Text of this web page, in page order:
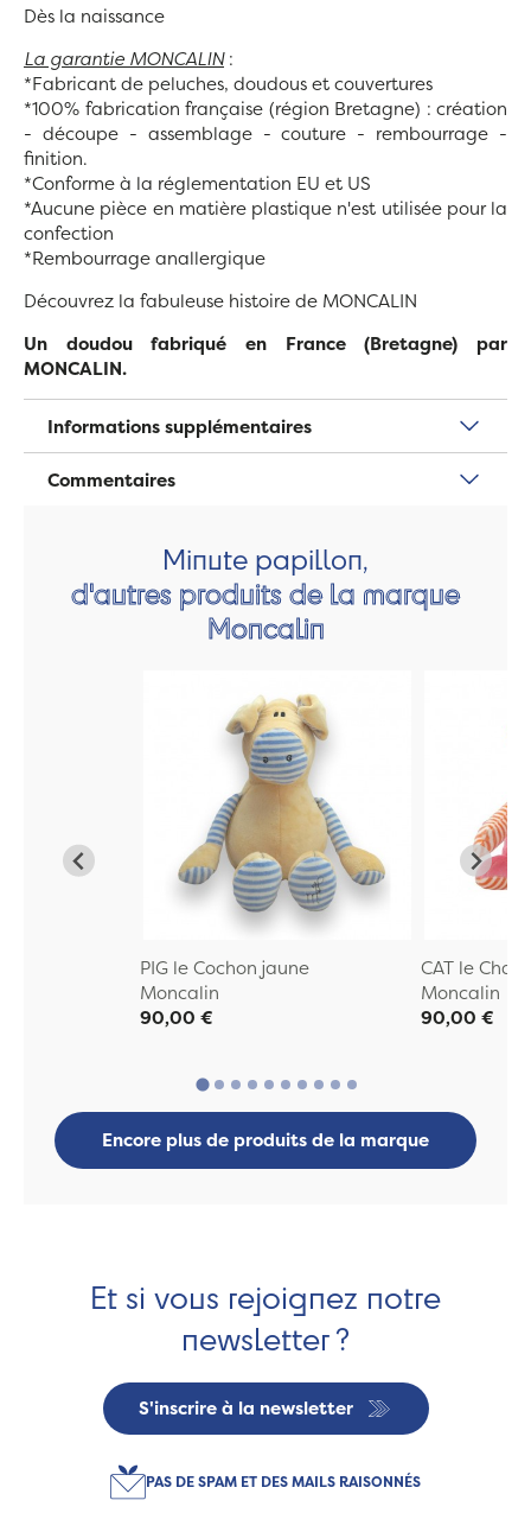
Dès la naissance
La garantie MONCALIN:
*Fabricant de peluches, doudous et couvertures
*100% fabrication française (région Bretagne) : création
- découpe - assemblage - couture - rembourrage -
finition.
*Conforme à la réglementation EU et US
*Aucune pièce en matière plastique n'est utilisée pour la
confection
*Rembourrage anallergique
Découvrez la fabuleuse histoire de MONCALIN
Un doudou fabriqué en France (Bretagne) par
MONCALIN.
Informations supplémentaires
Commentaires
Minute papillon,
d'autres produits de la marque
Moncalin
PIG le Cochon jaune
Moncalin
90,00 €
CAT le Chat
Moncalin
90,00 €
Encore plus de produits de la marque
Et si vous rejoignez notre
newsletter ?
S'inscrire à la newsletter
PAS DE SPAM ET DES MAILS RAISONNÉS